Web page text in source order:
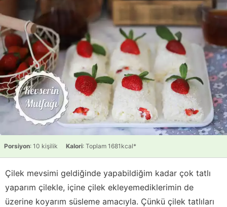
Porsiyon: 10 kişilik Kalori: Toplam 1681kcal*
Çilek mevsimi geldiğinde yapabildiğim kadar çok tatlı
yaparım çilekle, içine çilek ekleyemediklerimin de
üzerine koyarım süsleme amacıyla. Çünkü çilek tatlıları